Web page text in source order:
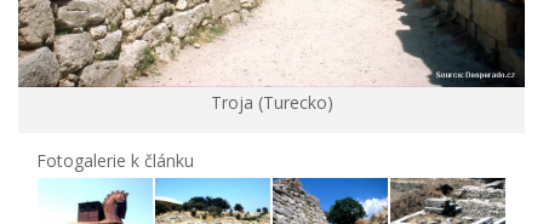
Troja (Turecko)
Fotogalerie k článku